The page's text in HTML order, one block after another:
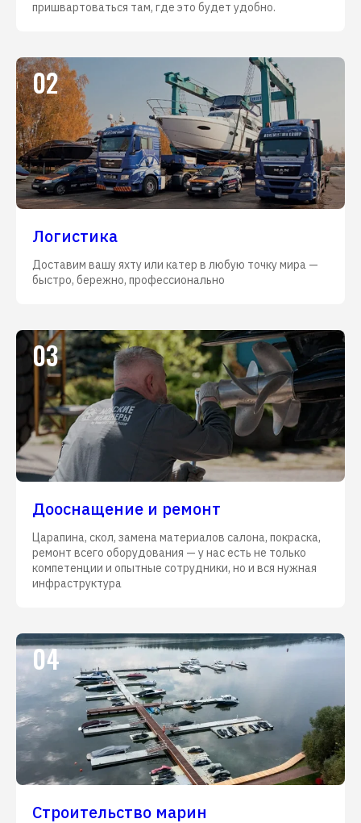
пришвартоваться там, где это будет удобно.
02
Логистика
Доставим вашу яхту или катер в любую точку мира —
быстро, бережно, профессионально
03
Дооснащение и ремонт
Царапина, скол, замена материалов салона, покраска,
ремонт всего оборудования — у нас есть не только
компетенции и опытные сотрудники, но и вся нужная
инфраструктура
04
Строительство марин